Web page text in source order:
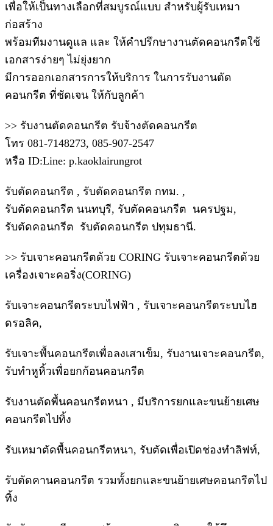
เพื่อให้เป็นทางเลือกที่สมบูรณ์แบบ สำหรับผู้รับเหมา
ก่อสร้าง
พร้อมทีมงานดูแล และ ให้คำปรึกษางานตัดคอนกรีตใช้
เอกสารง่ายๆ ไม่ยุ่งยาก
มีการออกเอกสารการให้บริการ ในการรับงานตัด
คอนกรีต ที่ชัดเจน ให้กับลูกค้า
>> รับงานตัดคอนกรีต รับจ้างตัดคอนกรีต
โทร 081-7148273, 085-907-2547
หรือ ID:Line: p.kaoklairungrot
รับตัดคอนกรีต , รับตัดคอนกรีต กทม. ,
รับตัดคอนกรีต นนทบุรี, รับตัดคอนกรีต นครปฐม,
รับตัดคอนกรีต รับตัดคอนกรีต ปทุมธานี.
>> รับเจาะคอนกรีตด้วย CORING รับเจาะคอนกรีตด้วย
เครื่องเจาะคอริ่ง(CORING)
รับเจาะคอนกรีตระบบไฟฟ้า , รับเจาะคอนกรีตระบบไฮ
ดรอลิค,
รับเจาะพื้นคอนกรีตเพื่อลงเสาเข็ม, รับงานเจาะคอนกรีต,
รับทำหูหิ้วเพื่อยกก้อนคอนกรีต
รับงานตัดพื้นคอนกรีตหนา , มีบริการยกและขนย้ายเศษ
คอนกรีตไปทิ้ง
รับเหมาตัดพื้นคอนกรีตหนา, รับตัดเพื่อเปิดช่องทำลิฟท์,
รับตัดคานคอนกรีต รวมทั้งยกและขนย้ายเศษคอนกรีตไป
ทิ้ง